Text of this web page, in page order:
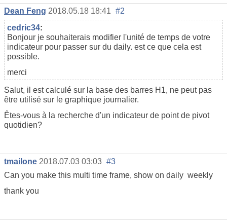
Dean Feng 2018.05.18 18:41 #2
cedric34:
Bonjour je souhaiterais modifier l'unité de temps de votre
indicateur pour passer sur du daily. est ce que cela est
possible.
merci
Salut, il est calculé sur la base des barres H1, ne peut pas
être utilisé sur le graphique journalier.
Êtes-vous à la recherche d'un indicateur de point de pivot
quotidien?
tmailone 2018.07.03 03:03 #3
Can you make this multi time frame, show on daily weekly
thank you